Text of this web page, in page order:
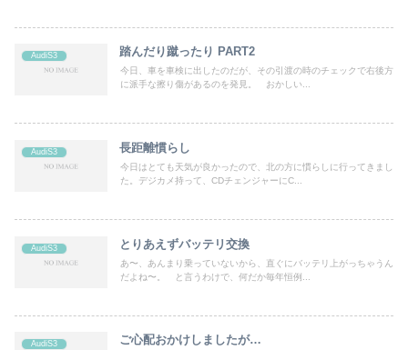
AudiS3 踏んだり蹴ったり PART2
今日、車を車検に出したのだが、その引渡の時のチェックで右後方
に派手な擦り傷があるのを発見。 おかしい...
AudiS3 長距離慣らし
今日はとても天気が良かったので、北の方に慣らしに行ってきまし
た。デジカメ持って、CDチェンジャーにC...
AudiS3 とりあえずバッテリ交換
あ〜、あんまり乗っていないから、直ぐにバッテリ上がっちゃうん
だよね〜。 と言うわけで、何だか毎年恒例...
AudiS3 ご心配おかけしましたが…